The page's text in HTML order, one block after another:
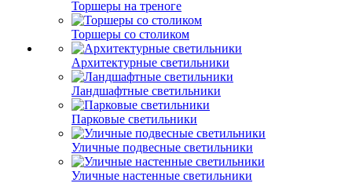
Торшеры на треноге
Торшеры со столиком
Архитектурные светильники
Ландшафтные светильники
Парковые светильники
Уличные подвесные светильники
Уличные настенные светильники